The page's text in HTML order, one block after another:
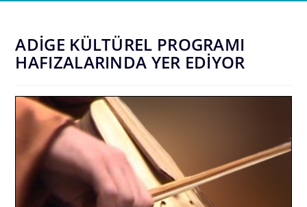
ADİGE KÜLTÜREL PROGRAMI
HAFIZALARINDA YER EDİYOR